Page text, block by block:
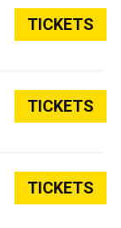
TICKETS
TICKETS
TICKETS